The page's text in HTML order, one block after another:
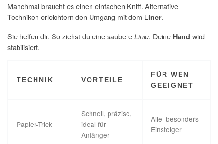
Manchmal braucht es einen einfachen Kniff. Alternative
Techniken erleichtern den Umgang mit dem Liner.
Sie helfen dir. So ziehst du eine saubere Linie. Deine Hand wird
stabilisiert.
TECHNIK VORTEILE
FÜR WEN
GEEIGNET
Papier-Trick
Schnell, präzise,
ideal für
Anfänger
Alle, besonders
Einsteiger